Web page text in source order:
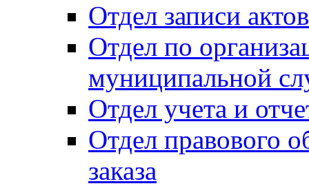
Отдел записи
Отдел по
муниципальной
Отдел учета и
Отдел правового
заказа